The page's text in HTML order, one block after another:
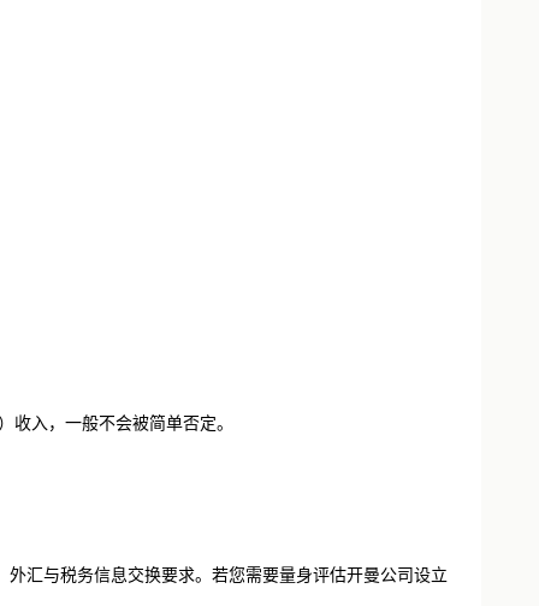
收入，一般不会被简单否定。
汇与税务信息交换要求。若您需要量身评估开曼公司设立